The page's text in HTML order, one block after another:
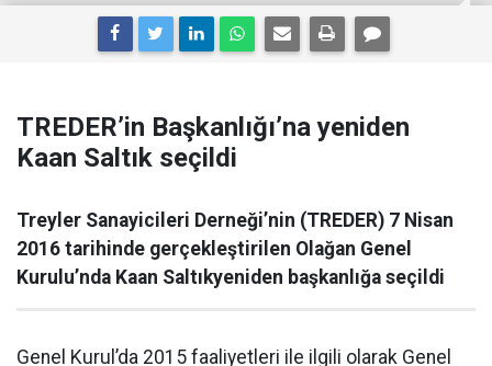
TREDER’in Başkanlığı’na yeniden
Kaan Saltık seçildi
Treyler Sanayicileri Derneği’nin (TREDER) 7 Nisan
2016 tarihinde gerçekleştirilen Olağan Genel
Kurulu’nda Kaan Saltıkyeniden başkanlığa seçildi
Genel Kurul’da 2015 faaliyetleri ile ilgili olarak Genel